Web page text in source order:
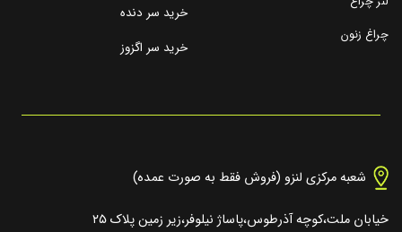
چراغ زنون
خرید سر دنده
خرید سر اگزوز
شعبه مرکزی لنزو (فروش فقط به صورت عمده)
خیابان ملت،کوچه آذرطوس،پاساژ نیلوفر،زیر زمین پلاک ۲۵